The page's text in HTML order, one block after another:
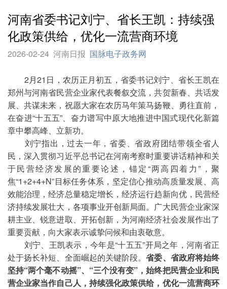
河南省委书记刘宁、省长王凯：持续强
化政策供给，优化一流营商环境
2026-02-24 河南日报 国脉电子政务网
2月21日，农历正月初五，省委书记刘宁、省长王凯在
郑州与河南省民营企业家代表餐叙交流，共贺新春、共话发
展、共谋未来，祝愿大家在农历马年策马扬鞭、勇往直前，
在奋进“十五五”、奋力谱写中原大地推进中国式现代化新篇
章中攀高峰、立新功。
刘宁指出，过去一年，省委、省政府团结带领全省人
民，深入贯彻习近平总书记在河南考察时重要讲话精神和关
于民营经济发展的重要论述，锚定“两高四着力”，聚
焦“1+2+4+N”目标任务体系，坚定信心推动高质量发展、高
效能治理，经济总量稳定增长，经济运行趋新向优，民营经
济持续发展壮大，各项事业开创新局面。广大民营企业家深
耕主业、锐意进取、开拓创新，为河南经济社会发展作出了
重要贡献，向大家表示诚挚问候和由衷敬意。
刘宁、王凯表示，今年是“十五五”开局之年，河南省正
处于扬长补短、全面崛起的关键阶段。省委、省政府将始终
坚持“两个毫不动摇”、“三个没有变”，始终把民营企业和民
营企业家当作自己人，持续强化政策供给，优化一流营商环